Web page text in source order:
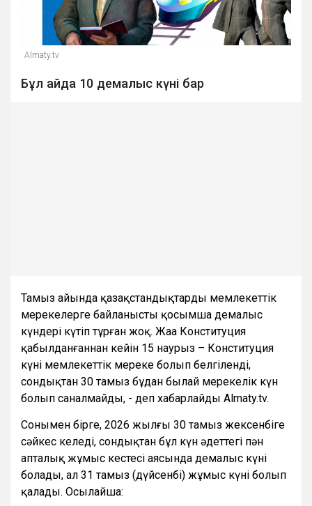
Almaty.tv
Бұл айда 10 демалыс күні бар
Тамыз айында қазақстандықтарды мемлекеттік
мерекелерге байланысты қосымша демалыс
күндері күтіп тұрған жоқ. Жаңа Конституция
қабылданғаннан кейін 15 наурыз – Конституция
күні мемлекеттік мереке болып белгіленді,
сондықтан 30 тамыз бұдан былай мерекелік күн
болып саналмайды, - деп хабарлайды Almaty.tv.
Сонымен бірге, 2026 жылғы 30 тамыз жексенбіге
сәйкес келеді, сондықтан бұл күн әдеттегі пән
апталық жұмыс кестесі аясында демалыс күні
болады, ал 31 тамыз (дүйсенбі) жұмыс күні болып
қалады. Осылайша: